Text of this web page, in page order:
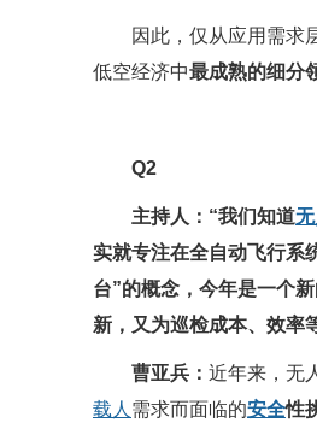
因此，仅从应用需求
低空经济中最成熟的细分
Q2
主持人：“我们知道
实就专注在全自动飞行系
台”的概念，今年是一个
新，又为巡检成本、效率
曹亚兵： 近年来，无
载人 需求而面临的安全性